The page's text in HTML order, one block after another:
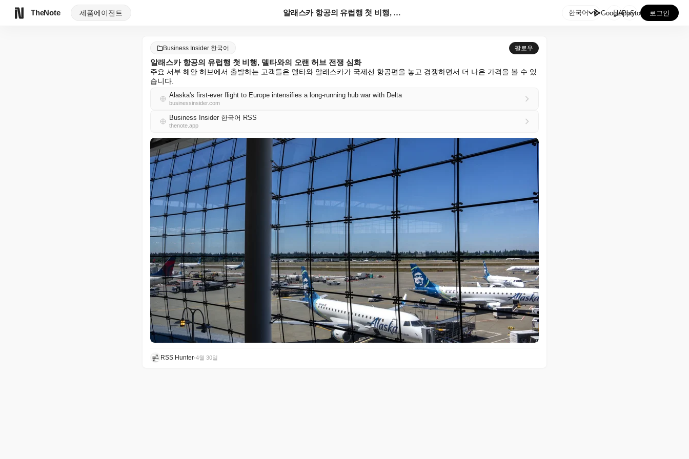
TheNote 제품에이전트 알래스카 항공의 유럽행 첫 비행, 델타와의 오랜 허브 ... 한국어 GooglePlay
AppStore 로그인
Business Insider 한국어 팔로우
알래스카 항공의 유럽행 첫 비행, 델타와의 오랜 허브 전쟁 심화
주요 서부 해안 허브에서 출발하는 고객들은 델타와 알래스카가 국제선 항공편을 놓고 경쟁하면서 더 나은 가격을 볼 수 있
습니다.
Alaska's first-ever flight to Europe intensifies a long-running hub war with Delta
businessinsider.com
Business Insider 한국어 RSS
thenote.app
RSS Hunter•4월 30일